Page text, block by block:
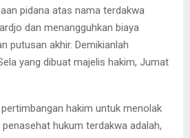
pidana atas nama terdakwa
dan menangguhkan biaya
putusan akhir. Demikianlah
yang dibuat majelis hakim, Jumat
hakim untuk menolak
hukum terdakwa adalah,